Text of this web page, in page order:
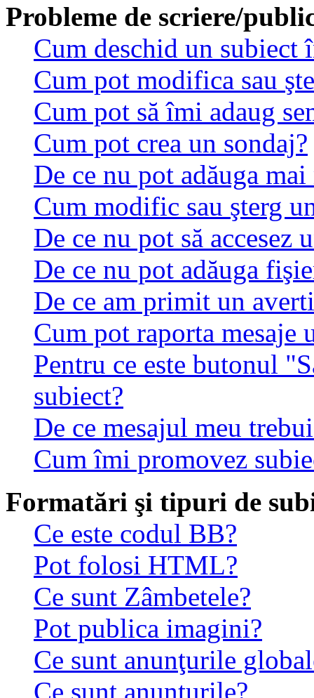
Probleme de scriere/
Cum deschid un subiect
Cum pot modifica sau
Cum pot să îmi adaug
Cum pot crea un sondaj?
De ce nu pot adăuga
Cum modific sau şterg
De ce nu pot să accesez
De ce nu pot adăuga
De ce am primit un
Cum pot raporta mesaje
Pentru ce este butonul
subiect?
De ce mesajul meu
Cum îmi promovez
Formatări şi tipuri de
Ce este codul BB?
Pot folosi HTML?
Ce sunt Zâmbetele?
Pot publica imagini?
Ce sunt anunţurile
Ce sunt anunţurile?